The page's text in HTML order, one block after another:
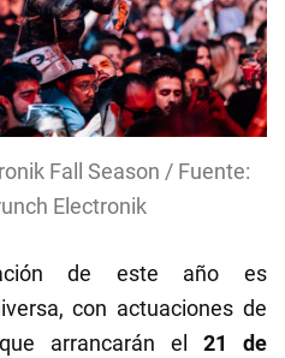
Fall Season / Fuente:
Electronik
de este año es
con actuaciones de
arrancarán el 21 de